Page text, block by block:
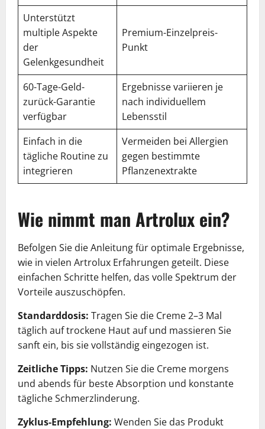
Unterstützt
multiple Aspekte
der
Gelenkgesundheit
Premium-Einzelpreis-
Punkt
60-Tage-Geld-
zurück-Garantie
verfügbar
Ergebnisse variieren je
nach individuellem
Lebensstil
Einfach in die
tägliche Routine zu
integrieren
Vermeiden bei Allergien
gegen bestimmte
Pflanzenextrakte
Wie nimmt man Artrolux ein?
Befolgen Sie die Anleitung für optimale Ergebnisse,
wie in vielen Artrolux Erfahrungen geteilt. Diese
einfachen Schritte helfen, das volle Spektrum der
Vorteile auszuschöpfen.
Standarddosis: Tragen Sie die Creme 2–3 Mal
täglich auf trockene Haut auf und massieren Sie
sanft ein, bis sie vollständig eingezogen ist.
Zeitliche Tipps: Nutzen Sie die Creme morgens
und abends für beste Absorption und konstante
tägliche Schmerzlinderung.
Zyklus-Empfehlung: Wenden Sie das Produkt